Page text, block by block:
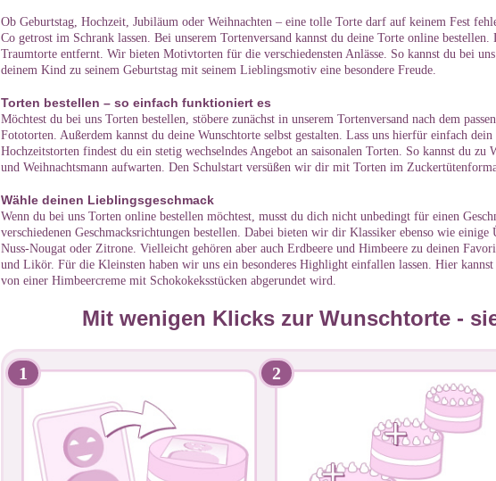
Ob Geburtstag, Hochzeit, Jubiläum oder Weihnachten – eine tolle Torte darf auf keinem Fest
Co getrost im Schrank lassen. Bei unserem Tortenversand kannst du deine Torte online
Traumtorte entfernt. Wir bieten Motivtorten für die verschiedensten Anlässe. So kannst du bei
deinem Kind zu seinem Geburtstag mit seinem Lieblingsmotiv eine besondere Freude.
Torten bestellen – so einfach funktioniert es
Möchtest du bei uns Torten bestellen, stöbere zunächst in unserem Tortenversand nach dem
Fototorten. Außerdem kannst du deine Wunschtorte selbst gestalten. Lass uns hierfür einfach
Hochzeitstorten findest du ein stetig wechselndes Angebot an saisonalen Torten. So kannst du
und Weihnachtsmann aufwarten. Den Schulstart versüßen wir dir mit Torten im
Wähle deinen Lieblingsgeschmack
Wenn du bei uns Torten online bestellen möchtest, musst du dich nicht unbedingt für einen
verschiedenen Geschmacksrichtungen bestellen. Dabei bieten wir dir Klassiker ebenso wie
Nuss-Nougat oder Zitrone. Vielleicht gehören aber auch Erdbeere und Himbeere zu deinen
und Likör. Für die Kleinsten haben wir uns ein besonderes Highlight einfallen lassen. Hier
von einer Himbeercreme mit Schokokeksstücken abgerundet wird.
Mit wenigen Klicks zur Wunschtorte -
1 2